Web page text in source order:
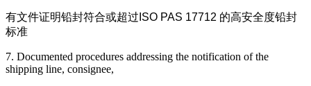
有文件证明铅封符合或超过 ISO PAS 17712 的高安全度铅封
标准
7. Documented procedures addressing the notification of the
shipping line, consignee,